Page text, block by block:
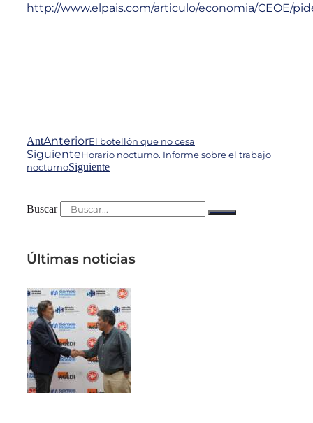
http://www.elpais.com/articulo/economia/CEOE/
AntAnteriorEl botellón que no cesa
SiguienteHorario nocturno. Informe sobre el trabajo
nocturnoSiguiente
Buscar
Últimas noticias